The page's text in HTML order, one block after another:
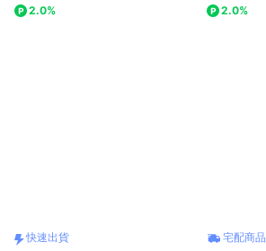
2.0% 2.0%
快速出貨 宅配商品